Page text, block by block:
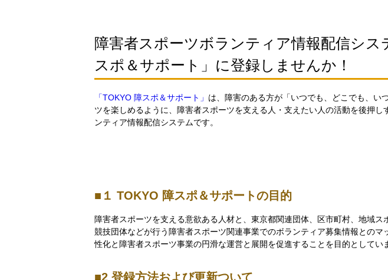
障害者スポーツボランティア情報配信シス
スポ＆サポート」に登録しませんか！
「TOKYO 障スポ＆サポート」 は、障害のある方が「いつでも、どこでも、い
ツを楽しめるように、障害者スポーツを支える人・支えたい人の活動を後押し
ンティア情報配信システムです。
１ TOKYO 障スポ＆サポートの目的
障害者スポーツを支える意欲ある人材と、東京都関連団体、区市町村、地域ス
競技団体などが行う障害者スポーツ関連事業でのボランティア募集情報とのマ
性化と障害者スポーツ事業の円滑な運営と展開を促進することを目的としてい
2 登録方法および更新ついて